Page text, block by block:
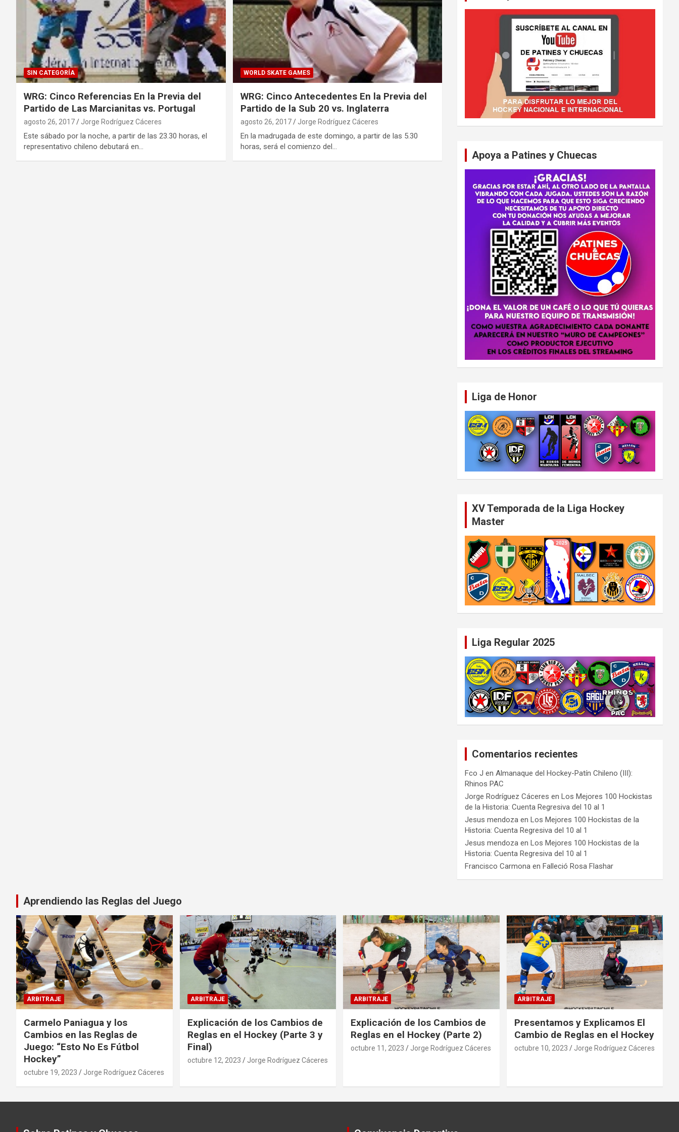
SIN CATEGORÍA
WRG: Cinco Referencias En la Previa del
Partido de Las Marcianitas vs. Portugal
agosto 26, 2017 Jorge Rodríguez Cáceres
Este sábado por la noche, a partir de las 23.30 horas, el
representativo chileno debutará en…
WORLD SKATE GAMES
WRG: Cinco Antecedentes En la Previa del
Partido de la Sub 20 vs. Inglaterra
agosto 26, 2017 Jorge Rodríguez Cáceres
En la madrugada de este domingo, a partir de las 5.30
horas, será el comienzo del…
Apoya a Patines y Chuecas
Liga de Honor
XV Temporada de la Liga Hockey
Master
Liga Regular 2025
Comentarios recientes
Fco J enAlmanaque del Hockey-Patín Chileno (III):
Rhinos PAC
Jorge Rodríguez Cáceres enLos Mejores 100 Hockistas
de la Historia: Cuenta Regresiva del 10 al 1
Jesus mendoza enLos Mejores 100 Hockistas de la
Historia: Cuenta Regresiva del 10 al 1
Jesus mendoza enLos Mejores 100 Hockistas de la
Historia: Cuenta Regresiva del 10 al 1
Francisco Carmona enFalleció Rosa Flashar
Aprendiendo las Reglas del Juego
ARBITRAJE
Carmelo Paniagua y los
Cambios en las Reglas de
Juego: “Esto No Es Fútbol
Hockey”
octubre 19, 2023 Jorge Rodríguez Cáceres
ARBITRAJE
Explicación de los Cambios de
Reglas en el Hockey (Parte 3 y
Final)
octubre 12, 2023 Jorge Rodríguez Cáceres
ARBITRAJE
Explicación de los Cambios de
Reglas en el Hockey (Parte 2)
octubre 11, 2023 Jorge Rodríguez Cáceres
ARBITRAJE
Presentamos y Explicamos El
Cambio de Reglas en el Hockey
octubre 10, 2023 Jorge Rodríguez Cáceres